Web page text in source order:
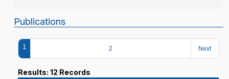
Publications
1 2 Next
Results: 12 Records